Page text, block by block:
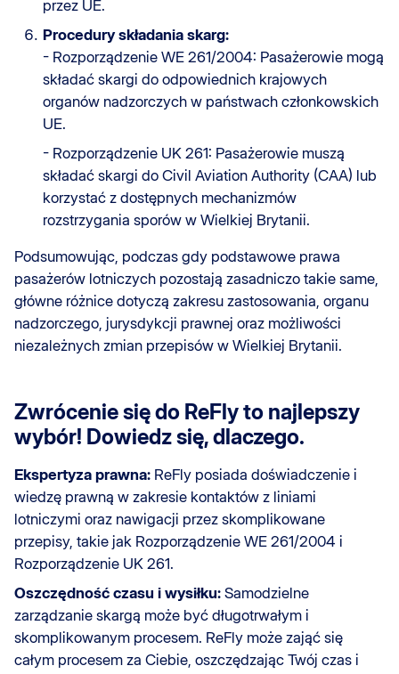
przez UE.
Procedury składania skarg:
- Rozporządzenie WE 261/2004: Pasażerowie mogą
składać skargi do odpowiednich krajowych
organów nadzorczych w państwach członkowskich
UE.
- Rozporządzenie UK 261: Pasażerowie muszą
składać skargi do Civil Aviation Authority (CAA) lub
korzystać z dostępnych mechanizmów
rozstrzygania sporów w Wielkiej Brytanii.
Podsumowując, podczas gdy podstawowe prawa
pasażerów lotniczych pozostają zasadniczo takie same,
główne różnice dotyczą zakresu zastosowania, organu
nadzorczego, jurysdykcji prawnej oraz możliwości
niezależnych zmian przepisów w Wielkiej Brytanii.
Zwrócenie się do ReFly to najlepszy
wybór! Dowiedz się, dlaczego.
Ekspertyza prawna: ReFly posiada doświadczenie i
wiedzę prawną w zakresie kontaktów z liniami
lotniczymi oraz nawigacji przez skomplikowane
przepisy, takie jak Rozporządzenie WE 261/2004 i
Rozporządzenie UK 261.
Oszczędność czasu i wysiłku: Samodzielne
zarządzanie skargą może być długotrwałym i
skomplikowanym procesem. ReFly może zająć się
całym procesem za Ciebie, oszczędzając Twój czas i